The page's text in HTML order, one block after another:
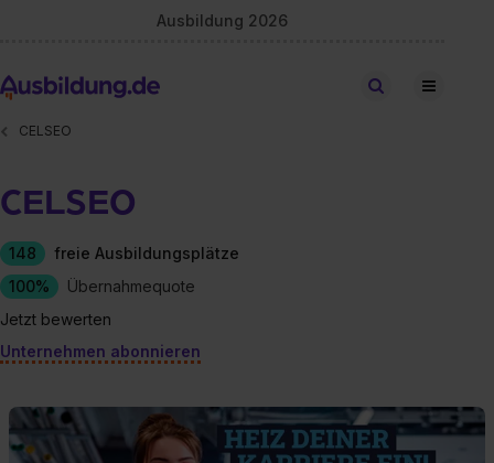
Ausbildung 2026
Stellen finden
CELSEO
CELSEO
148
freie Ausbildungsplätze
100%
Übernahmequote
Jetzt bewerten
Unternehmen abonnieren